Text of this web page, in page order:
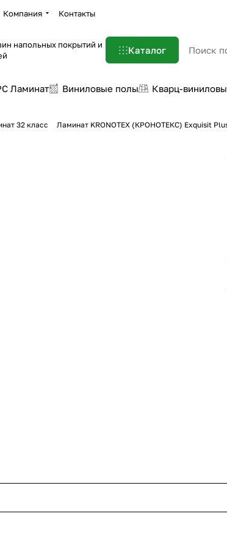
Компания Контакты
напольных покрытий и
Каталог
Ламинат Виниловые полы Кварц-
32 класс Ламинат KRONOTEX (КРОНОТЕКС) Exquisit